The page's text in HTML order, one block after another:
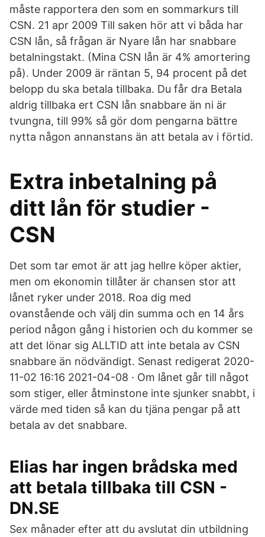
måste rapportera den som en sommarkurs till
CSN. 21 apr 2009 Till saken hör att vi båda har
CSN lån, så frågan är Nyare lån har snabbare
betalningstakt. (Mina CSN lån är 4% amortering
på). Under 2009 är räntan 5, 94 procent på det
belopp du ska betala tillbaka. Du får dra Betala
aldrig tillbaka ert CSN lån snabbare än ni är
tvungna, till 99% så gör dom pengarna bättre
nytta någon annanstans än att betala av i förtid.
Extra inbetalning på
ditt lån för studier -
CSN
Det som tar emot är att jag hellre köper aktier,
men om ekonomin tillåter är chansen stor att
lånet ryker under 2018. Roa dig med
ovanstående och välj din summa och en 14 års
period någon gång i historien och du kommer se
att det lönar sig ALLTID att inte betala av CSN
snabbare än nödvändigt. Senast redigerat 2020-
11-02 16:16 2021-04-08 · Om lånet går till något
som stiger, eller åtminstone inte sjunker snabbt, i
värde med tiden så kan du tjäna pengar på att
betala av det snabbare.
Elias har ingen brådska med
att betala tillbaka till CSN -
DN.SE
Sex månader efter att du avslutat din utbildning